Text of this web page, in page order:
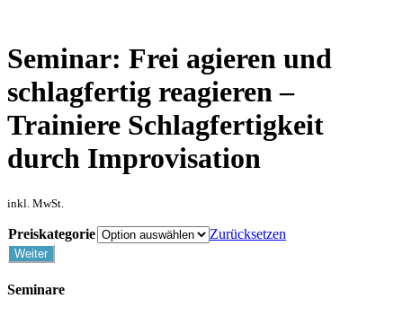
springen
Seminar: Frei agieren und
schlagfertig reagieren –
Trainiere Schlagfertigkeit
durch Improvisation
inkl. MwSt.
Preiskategorie
Zurücksetzen
Seminar:
Frei
agieren
und
Weiter
Seminare